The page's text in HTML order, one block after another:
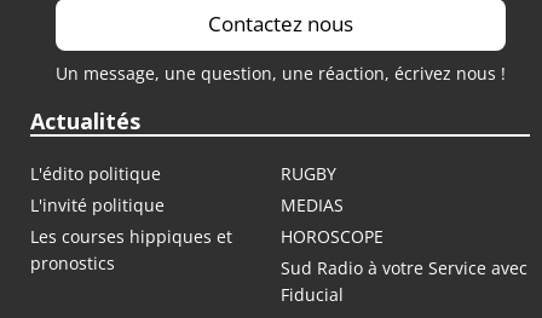
Contactez nous
Un message, une question, une réaction, écrivez nous !
Actualités
L'édito politique
RUGBY
L'invité politique
MEDIAS
Les courses hippiques et
pronostics
HOROSCOPE
Sud Radio à votre Service avec
Fiducial